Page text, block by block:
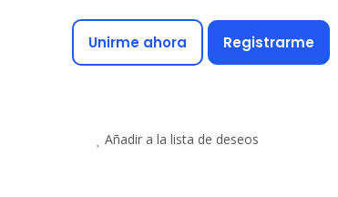
Unirme ahora Registrarme
Añadir a la lista de deseos